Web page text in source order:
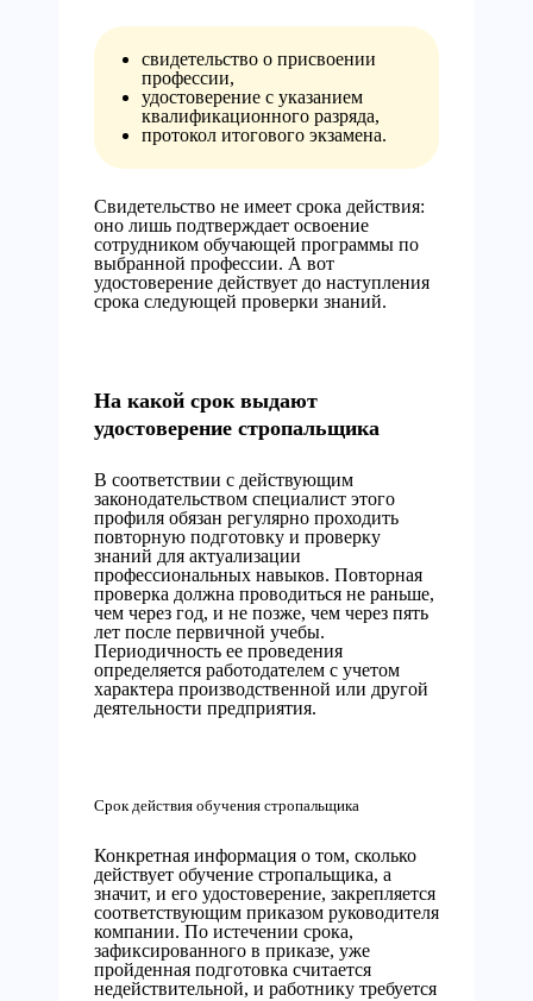
свидетельство о присвоении
профессии,
удостоверение с указанием
квалификационного разряда,
протокол итогового экзамена.
Свидетельство не имеет срока действия:
оно лишь подтверждает освоение
сотрудником обучающей программы по
выбранной профессии. А вот
удостоверение действует до наступления
срока следующей проверки знаний.
На какой срок выдают
удостоверение стропальщика
В соответствии с действующим
законодательством специалист этого
профиля обязан регулярно проходить
повторную подготовку и проверку
знаний для актуализации
профессиональных навыков. Повторная
проверка должна проводиться не раньше,
чем через год, и не позже, чем через пять
лет после первичной учебы.
Периодичность ее проведения
определяется работодателем с учетом
характера производственной или другой
деятельности предприятия.
Срок действия обучения стропальщика
Конкретная информация о том, сколько
действует обучение стропальщика, а
значит, и его удостоверение, закрепляется
соответствующим приказом руководителя
компании. По истечении срока,
зафиксированного в приказе, уже
пройденная подготовка считается
недействительной, и работнику требуется